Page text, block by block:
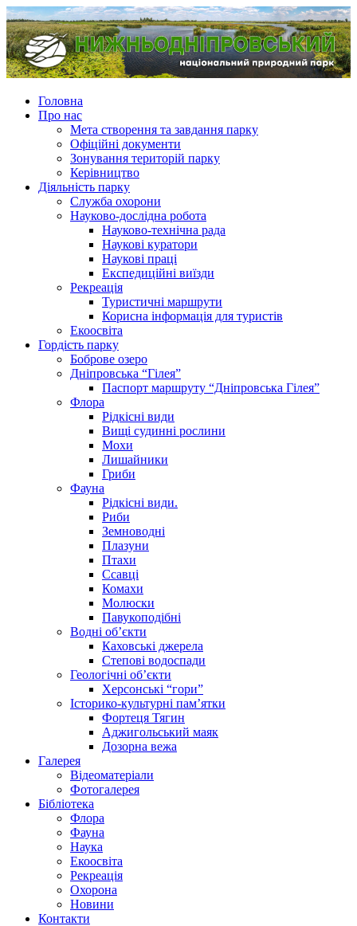
Головна
Про нас
Мета створення та завдання парку
Офіційні документи
Зонування територій парку
Керівництво
Діяльність парку
Служба охорони
Науково-дослідна робота
Науково-технічна рада
Наукові куратори
Наукові праці
Експедиційні виїзди
Рекреація
Туристичні маршрути
Корисна інформація для туристів
Екоосвіта
Гордість парку
Боброве озеро
Дніпровська “Гілея”
Паспорт маршруту “Дніпровська Гілея”
Флора
Рідкісні види
Вищі судинні рослини
Мохи
Лишайники
Гриби
Фауна
Рідкісні види.
Риби
Земноводні
Плазуни
Птахи
Ссавці
Комахи
Молюски
Павукоподібні
Водні об’єкти
Каховські джерела
Степові водоспади
Геологічні об’єкти
Херсонські “гори”
Історико-культурні пам’ятки
Фортеця Тягин
Аджигольський маяк
Дозорна вежа
Галерея
Відеоматеріали
Фотогалерея
Бібліотека
Флора
Фауна
Наука
Екоосвіта
Рекреація
Охорона
Новини
Контакти